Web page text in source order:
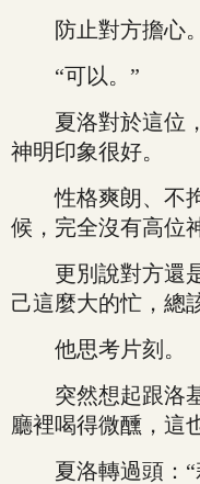
防止對方擔心。
“可以。”
夏洛對於這位，
神明印象很好。
性格爽朗、不拘
候，完全沒有高位
更別說對方還
己這麼大的忙，總
他思考片刻。
突然想起跟洛基
廳裡喝得微醺，這
夏洛轉過頭：“